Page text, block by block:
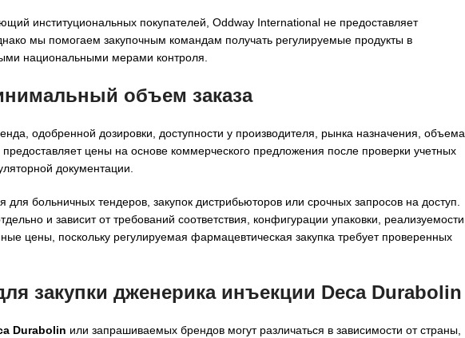
институциональных покупателей, Oddway International не предоставляет
мы помогаем закупочным командам получать регулируемые продукты в
национальными мерами контроля.
объем заказа
одобренной дозировки, доступности у производителя, рынка назначения, объема
цены на основе коммерческого предложения после проверки учетных
документации.
для больничных тендеров, закупок дистрибьюторов или срочных запросов на доступ.
и зависит от требований соответствия, конфигурации упаковки, реализуемости
цены, поскольку регулируемая фармацевтическая закупка требует проверенных
закупки дженерика инъекции Deca Durabolin
Durabolin или запрашиваемых брендов могут различаться в зависимости от страны,